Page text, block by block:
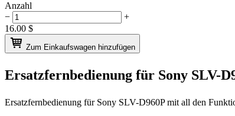
Anzahl
−
+
16.00 $
Zum Einkaufswagen hinzufügen
Ersatzfernbedienung für Sony SLV-
Ersatzfernbedienung fürSony SLV-D960Pmit all den